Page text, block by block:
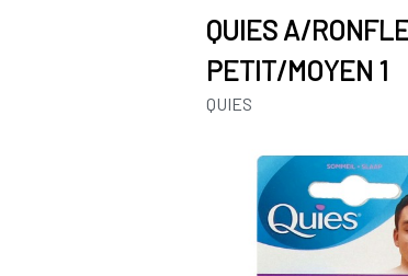
QUIES A/
PETIT/MOYEN 1
QUIES